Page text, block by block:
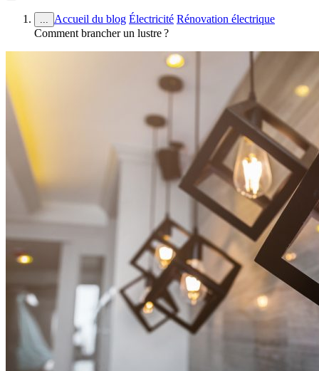
... Accueil du blog Électricité Rénovation électrique
Comment brancher un lustre ?